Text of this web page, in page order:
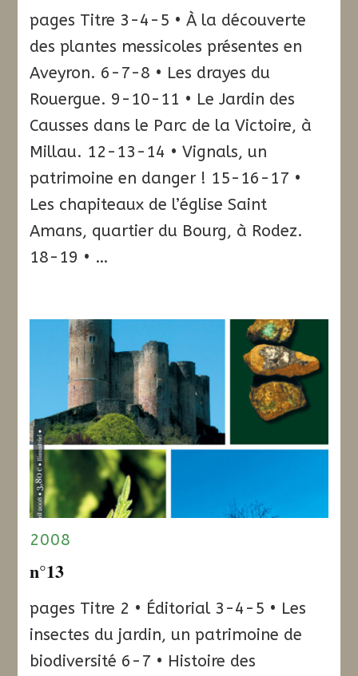
pages Titre 3-4-5 • À la découverte
des plantes messicoles présentes en
Aveyron. 6-7-8 • Les drayes du
Rouergue. 9-10-11 • Le Jardin des
Causses dans le Parc de la Victoire, à
Millau. 12-13-14 • Vignals, un
patrimoine en danger ! 15-16-17 •
Les chapiteaux de l’église Saint
Amans, quartier du Bourg, à Rodez.
18-19 • …
2008
n°13
pages Titre 2 • Éditorial 3-4-5 • Les
insectes du jardin, un patrimoine de
biodiversité 6-7 • Histoire des